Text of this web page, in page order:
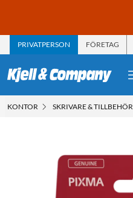
PRIVATPERSON FÖRETAG
KONTOR SKRIVARE & TILLBEHÖR